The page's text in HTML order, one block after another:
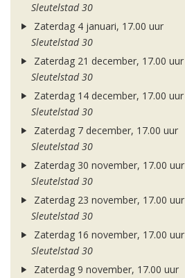
Sleutelstad 30
Zaterdag 4 januari, 17.00 uur
Sleutelstad 30
Zaterdag 21 december, 17.00 uur
Sleutelstad 30
Zaterdag 14 december, 17.00 uur
Sleutelstad 30
Zaterdag 7 december, 17.00 uur
Sleutelstad 30
Zaterdag 30 november, 17.00 uur
Sleutelstad 30
Zaterdag 23 november, 17.00 uur
Sleutelstad 30
Zaterdag 16 november, 17.00 uur
Sleutelstad 30
Zaterdag 9 november, 17.00 uur